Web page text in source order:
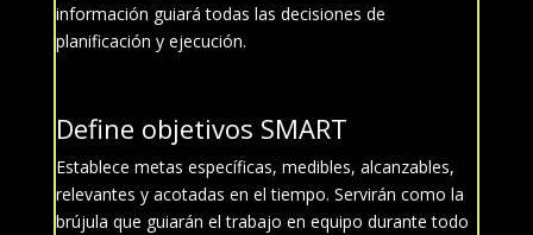
información guiará todas las decisiones de
planificación y ejecución.
Define objetivos SMART
Establece metas específicas, medibles, alcanzables,
relevantes y acotadas en el tiempo. Servirán como la
brújula que guiarán el trabajo en equipo durante todo